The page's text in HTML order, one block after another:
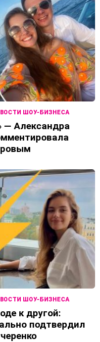
ШОУ-БИЗНЕСА
— Александра
ШОУ-БИЗНЕСА
к другой:
подтвердил